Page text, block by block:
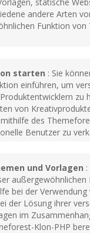
andere Arten
Funktion
starten : Sie
einführen, um
zu
von
des
Benutzer zu
und Vorlagen
außergewöhnlichen
bei der
der Lösung ihrer
im
Klon-PHP